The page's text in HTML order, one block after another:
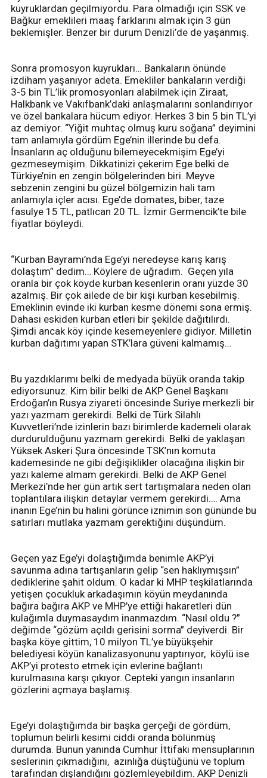
kuyruklardan geçilmiyordu. Para olmadığı için SSK ve
Bağkur emeklileri maaş farklarını almak için 3 gün
beklemişler. Benzer bir durum Denizli’de de yaşanmış.
Sonra promosyon kuyrukları… Bankaların önünde
izdiham yaşanıyor adeta. Emekliler bankaların verdiği
3-5 bin TL’lik promosyonları alabilmek için Ziraat,
Halkbank ve Vakıfbank’daki anlaşmalarını sonlandırıyor
ve özel bankalara hücum ediyor. Herkes 3 bin 5 bin TL’yi
az demiyor. “Yiğit muhtaç olmuş kuru soğana” deyimini
tam anlamıyla gördüm Ege’nin illerinde bu defa.
İnsanların aç olduğunu bilemeyecekmişim Ege’yi
gezmeseymişim. Dikkatinizi çekerim Ege belki de
Türkiye’nin en zengin bölgelerinden biri. Meyve
sebzenin zengini bu güzel bölgemizin hali tam
anlamıyla içler acısı. Ege’de domates, biber, taze
fasulye 15 TL, patlıcan 20 TL. İzmir Germencik’te bile
fiyatlar böyleydi.
“Kurban Bayramı’nda Ege’yi neredeyse karış karış
dolaştım” dedim… Köylere de uğradım. Geçen yıla
oranla bir çok köyde kurban kesenlerin oranı yüzde 30
azalmış. Bir çok ailede de bir kişi kurban kesebilmiş.
Emeklinin evinde iki kurban kesme dönemi sona ermiş.
Dahası eskiden kurban etleri bir şekilde dağıtılırdı.
Şimdi ancak köy içinde kesemeyenlere gidiyor. Milletin
kurban dağıtımı yapan STK’lara güveni kalmamış…
Bu yazdıklarımı belki de medyada büyük oranda takip
ediyorsunuz. Kim bilir belki de AKP Genel Başkanı
Erdoğan’ın Rusya ziyareti öncesinde Suriye merkezli bir
yazı yazmam gerekirdi. Belki de Türk Silahlı
Kuvvetleri’nde izinlerin bazı birimlerde kademeli olarak
durdurulduğunu yazmam gerekirdi. Belki de yaklaşan
Yüksek Askeri Şura öncesinde TSK’nın komuta
kademesinde ne gibi değişiklikler olacağına ilişkin bir
yazı kaleme almam gerekirdi. Belki de AKP Genel
Merkezi’nde her gün artık sert tartışmalara neden olan
toplantılara ilişkin detaylar vermem gerekirdi…. Ama
inanın Ege’nin bu halini görünce iznimin son gününde bu
satırları mutlaka yazmam gerektiğini düşündüm.
Geçen yaz Ege’yi dolaştığımda benimle AKP’yi
savunma adına tartışanların gelip “sen haklıymışsın”
dediklerine şahit oldum. O kadar ki MHP teşkilatlarında
yetişen çocukluk arkadaşımın köyün meydanında
bağıra bağıra AKP ve MHP’ye ettiği hakaretleri dün
kulağımla duymasaydım inanmazdım. “Nasıl oldu ?”
değimde “gözüm açıldı gerisini sorma” deyiverdi. Bir
başka köye gittim, 10 milyon TL’ye büyükşehir
belediyesi köyün kanalizasyonunu yaptırıyor, köylü ise
AKP’yi protesto etmek için evlerine bağlantı
kurulmasına karşı çıkıyor. Cepteki yangın insanların
gözlerini açmaya başlamış.
Ege’yi dolaştığımda bir başka gerçeği de gördüm,
toplumun belirli kesimi ciddi oranda bölünmüş
durumda. Bunun yanında Cumhur İttifakı mensuplarının
seslerinin çıkmadığını, azınlığa düştüğünü ve toplum
tarafından dışlandığını gözlemleyebildim. AKP Denizli